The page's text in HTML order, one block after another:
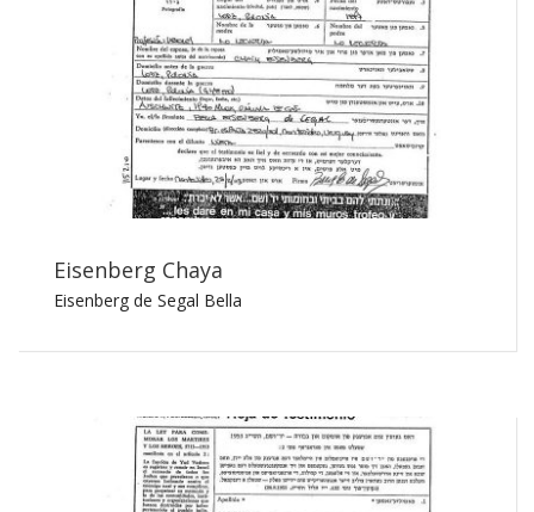
Eisenberg Chaya
Eisenberg de Segal Bella